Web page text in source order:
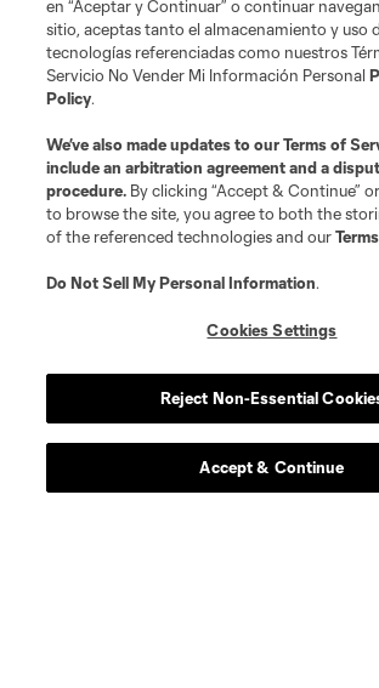
en “Aceptar y Continuar” o continuar
sitio, aceptas tanto el almacenamiento y uso
tecnologías referenciadas como nuestros
Servicio No Vender Mi Información Personal
Policy.
We’ve also made updates to ourTerms of
include an arbitration agreement and a
procedure. By clicking “Accept & Continue”
to browse the site, you agree to both the
of the referenced technologies and our
Do Not Sell My Personal Information.
Cookies Settings
Reject Non-Essential
Accept & Continue